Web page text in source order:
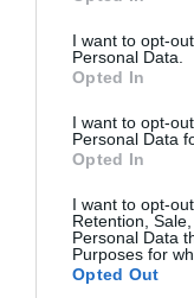
use your data for
consent section.
I want to opt-
Personal Data.
Opted In
I want to opt-
Personal Data
Opted In
I want to opt-
Retention,
Personal Data
Purposes for
Opted Out
Αξίζει να
Ο Κ. Μαρξ
αξία, αν δεν
Καθήκον μας
Κάνουμε μια
τον κόσμο»